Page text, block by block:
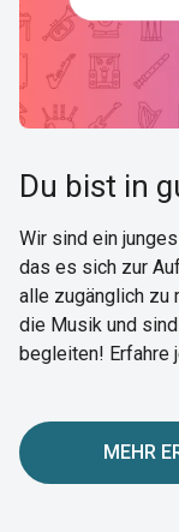
Du bist in
Wir sind ein
das es sich zur
alle zugänglich zu
die Musik und
begleiten! Erfahre
MEHR